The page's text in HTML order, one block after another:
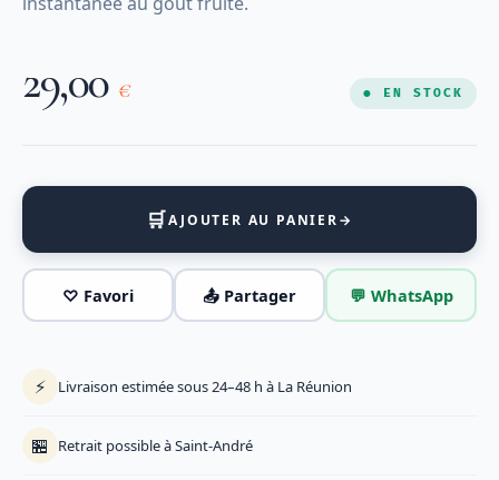
29,00 € ● EN STOCK
🛒AJOUTER AU PANIER→
♡ Favori 📤 Partager 💬 WhatsApp
⚡ Livraison estimée sous 24–48 h à La Réunion
🏪 Retrait possible à Saint-André